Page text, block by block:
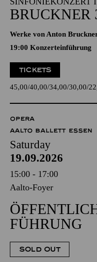
BRUCKNER
Werke von Anton
19:00 Konzerteinführung
TICKETS
45,00 40,00 34,00 30,00
OPERA
AALTO BALLETT ESSEN
Saturday
19.09.2026
15:00 - 17:00
Aalto-Foyer
FÜHRUNG
SOLD OUT